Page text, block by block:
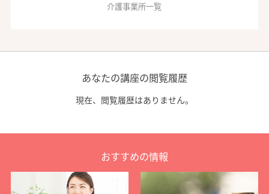
介護事業所一覧
あなたの講座の閲覧履歴
現在、閲覧履歴はありません。
おすすめの情報